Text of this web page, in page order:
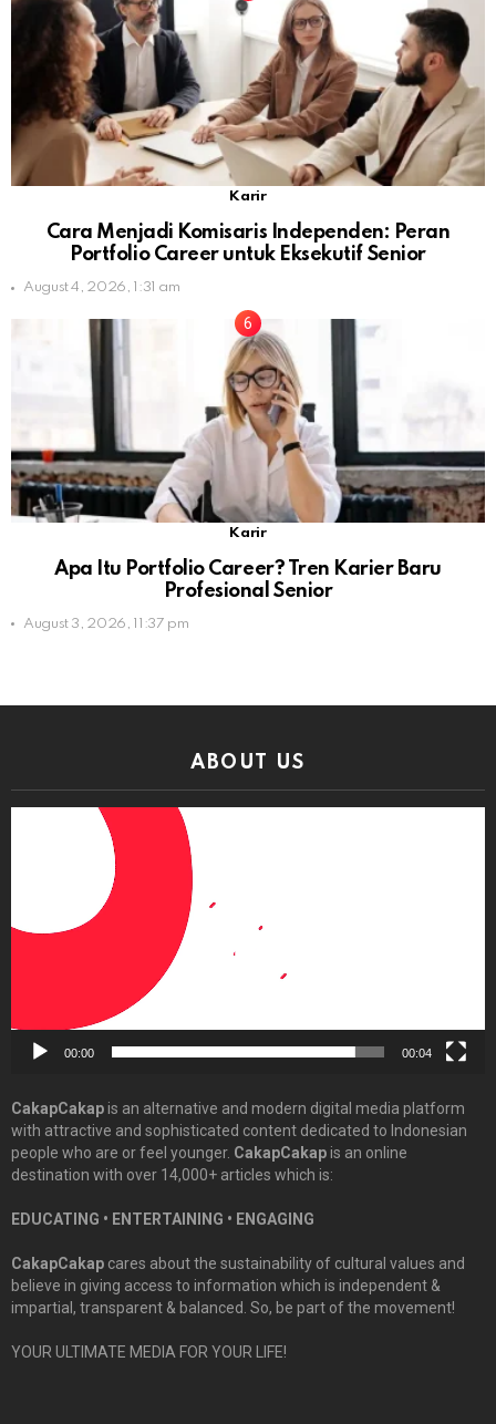
Karir
Cara Menjadi Komisaris Independen: Peran
Portfolio Career untuk Eksekutif Senior
August 4, 2026, 1:31 am
Karir
Apa Itu Portfolio Career? Tren Karier Baru
Profesional Senior
August 3, 2026, 11:37 pm
ABOUT US
00:00 00:04
CakapCakapis an alternative and modern digital media platform
with attractive and sophisticated content dedicated to Indonesian
people who are or feel younger. CakapCakapis an online
destination with over 14,000+ articles which is:
EDUCATING • ENTERTAINING • ENGAGING
CakapCakap cares about the sustainability of cultural values and
believe in giving access to information which is independent &
impartial, transparent & balanced. So, be part of the movement!
YOUR ULTIMATE MEDIA FOR YOUR LIFE!